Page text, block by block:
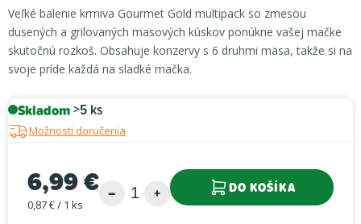
Veľké balenie krmiva Gourmet Gold multipack so zmesou
dusených a grilovaných masových kúskov ponúkne vašej mačke
skutočnú rozkoš. Obsahuje konzervy s 6 druhmi mäsa, takže si na
svoje príde každá na sladké mačka.
Skladom>5 ks
Možnosti doručenia
6,99 €
Jednotková cena:
0,87 € / 1 ks
DO KOŠÍKA